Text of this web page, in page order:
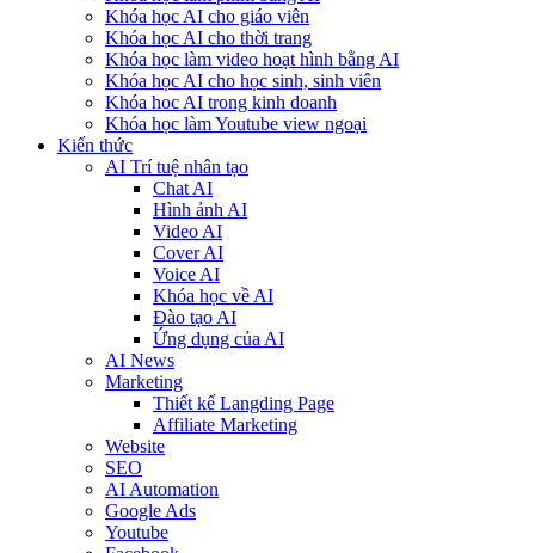
Khóa học AI cho giáo viên
Khóa học AI cho thời trang
Khóa học làm video hoạt hình bằng AI
Khóa học AI cho học sinh, sinh viên
Khóa hoc AI trong kinh doanh
Khóa học làm Youtube view ngoại
Kiến thức
AI Trí tuệ nhân tạo
Chat AI
Hình ảnh AI
Video AI
Cover AI
Voice AI
Khóa học về AI
Đào tạo AI
Ứng dụng của AI
AI News
Marketing
Thiết kế Langding Page
Affiliate Marketing
Website
SEO
AI Automation
Google Ads
Youtube